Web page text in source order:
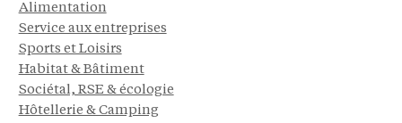
Alimentation
Service aux entreprises
Sports et Loisirs
Habitat & Bâtiment
Sociétal, RSE & écologie
Hôtellerie & Camping